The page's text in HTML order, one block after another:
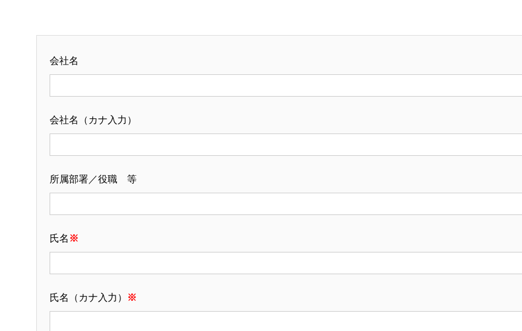
会社名
会社名（カナ入力）
所属部署／役職 等
氏名 ※
氏名（カナ入力） ※